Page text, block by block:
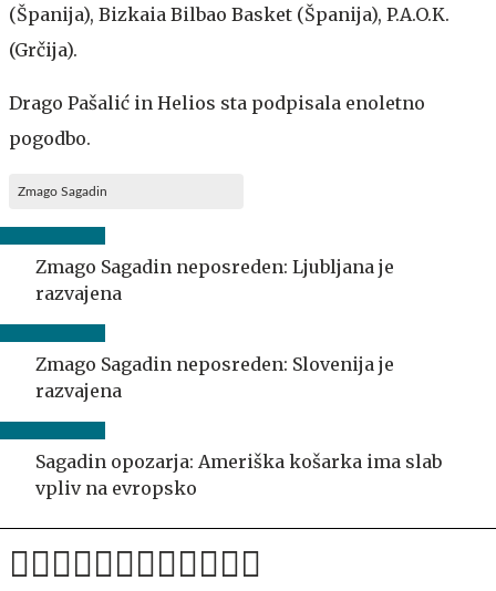
(Španija), Bizkaia Bilbao Basket (Španija), P.A.O.K.
(Grčija).
Drago Pašalić in Helios sta podpisala enoletno
pogodbo.
Zmago Sagadin
Zmago Sagadin neposreden: Ljubljana je
razvajena
Zmago Sagadin neposreden: Slovenija je
razvajena
Sagadin opozarja: Ameriška košarka ima slab
vpliv na evropsko